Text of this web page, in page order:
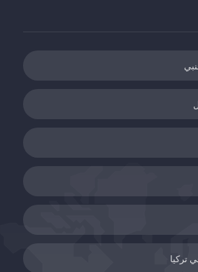
أثناء العمل
إنتاجية التوليد المشترك والإنتاج غير المرخص
تركيا